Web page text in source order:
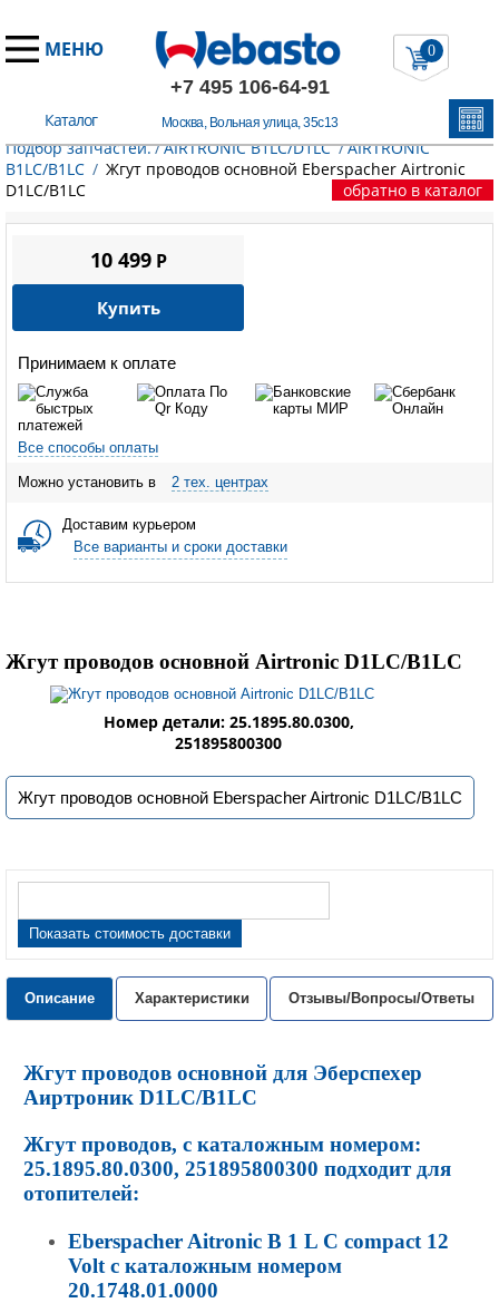
МЕНЮ
+7 495 106-64-91
Москва, Вольная улица, 35с13
Каталог
0
Главная / Запчасти Эберспехер/ Воздушные отопители.
Подбор запчастей./AIRTRONIC B1LC/D1LC/AIRTRONIC
B1LC/B1LC / Жгут проводов основной Eberspacher Airtronic
D1LC/B1LC
обратно в каталог
Принимаем к оплате
Все способы оплаты
Можно установить в 2 тех. центрах
Доставим курьером
Все варианты и сроки доставки
10 499P
Купить
Жгут проводов основной Airtronic D1LC/B1LC
Номер детали: 25.1895.80.0300,
251895800300
Жгут проводов основной Eberspacher Airtronic D1LC/B1LC
Показать стоимость доставки
Описание Характеристики Отзывы/Вопросы/Ответы
Жгут проводов основной для Эберспехер
Аиртроник D1LC/B1LC
Жгут проводов, с каталожным номером:
25.1895.80.0300, 251895800300 подходит для
отопителей:
Eberspacher Aitronic B 1 L C compact 12
Volt с каталожным номером
20.1748.01.0000